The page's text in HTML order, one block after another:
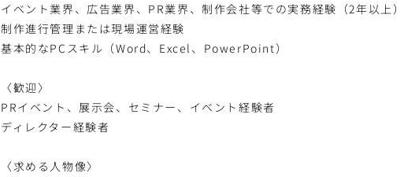
イベント業界、広告業界、PR業界、制作会社等での実務経験（2年以上）
制作進行管理または現場運営経験
基本的なPCスキル（Word、Excel、PowerPoint）
〈歓迎〉
PRイベント、展示会、セミナー、イベント経験者
ディレクター経験者
〈求める人物像〉